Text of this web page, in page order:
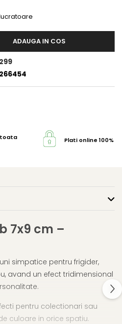
ADAUGA IN COS
toata
Plati online 100%
7x9 cm –
simpatice pentru frigider,
avand un efect tridimensional
pentru colectionari sau
culoare in orice spatiu.